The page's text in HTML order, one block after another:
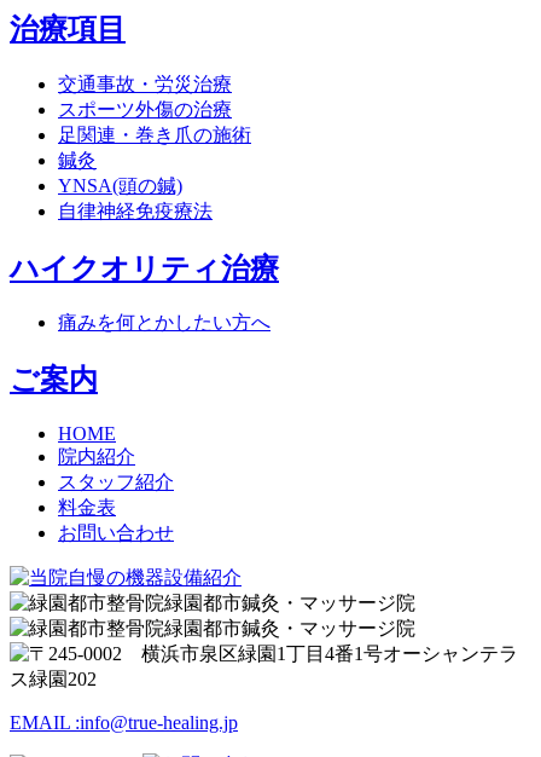
治療項目
交通事故・労災治療
スポーツ外傷の治療
足関連・巻き爪の施術
鍼灸
YNSA(頭の鍼)
自律神経免疫療法
ハイクオリティ治療
痛みを何とかしたい方へ
ご案内
HOME
院内紹介
スタッフ紹介
料金表
お問い合わせ
EMAIL :info@true-healing.jp